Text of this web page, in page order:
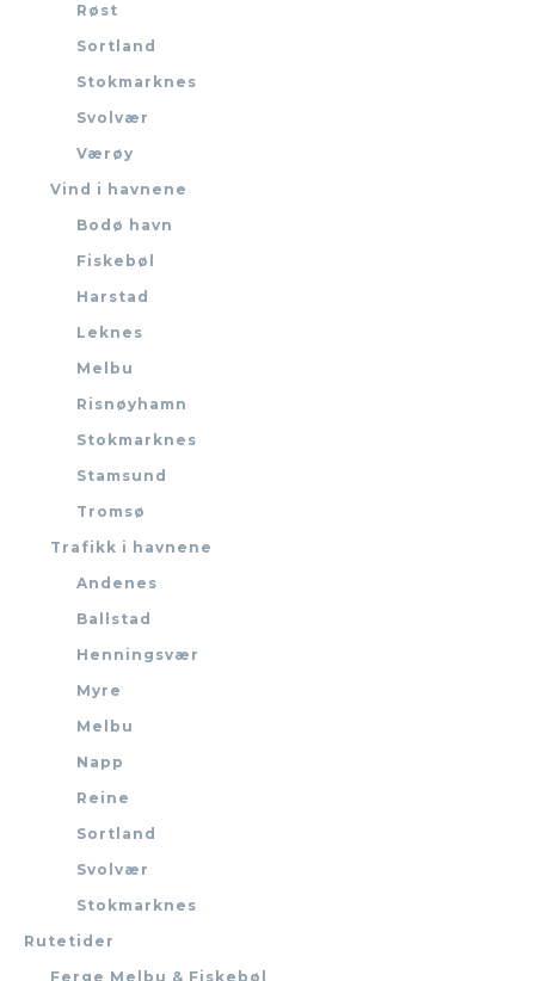
Røst
Sortland
Stokmarknes
Svolvær
Værøy
Vind i havnene
Bodø havn
Fiskebøl
Harstad
Leknes
Melbu
Risnøyhamn
Stokmarknes
Stamsund
Tromsø
Trafikk i havnene
Andenes
Ballstad
Henningsvær
Myre
Melbu
Napp
Reine
Sortland
Svolvær
Stokmarknes
Rutetider
Ferge Melbu & Fiskebøl